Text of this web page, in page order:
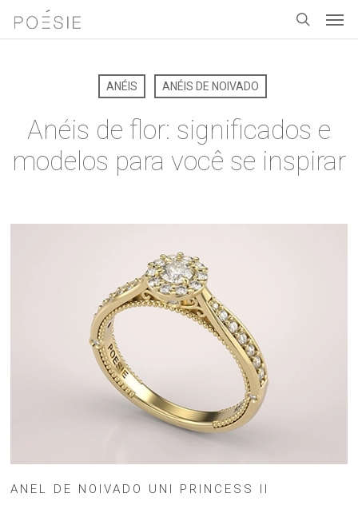
ANÉIS ANÉIS DE NOIVADO
Anéis de flor: significados e
modelos para você se inspirar
ANEL DE NOIVADO UNI PRINCESS II